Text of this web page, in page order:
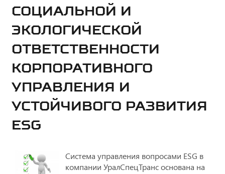
СОЦИАЛЬНОЙ И
ЭКОЛОГИЧЕСКОЙ
ОТВЕТСТВЕННОСТИ
КОРПОРАТИВНОГО
УПРАВЛЕНИЯ И
УСТОЙЧИВОГО РАЗВИТИЯ
ESG
Система управления вопросами ESG в
компании УралСпецТранс основана на